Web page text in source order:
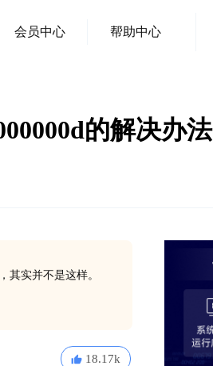
会员中心 帮助中心
的解决办法
其实并不是这样。
18.17k